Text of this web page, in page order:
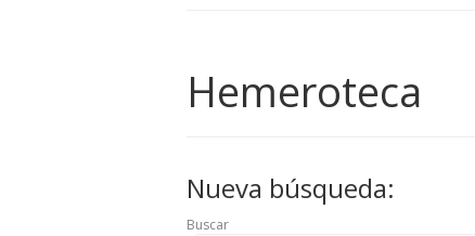
Hemeroteca
Nueva búsqueda:
Buscar